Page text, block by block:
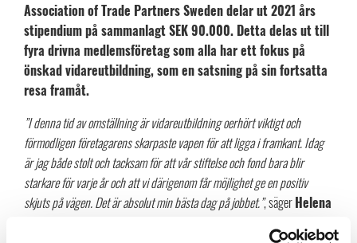
Association of Trade Partners Sweden delar ut 2021 års
stipendium på sammanlagt SEK 90.000. Detta delas ut till
fyra drivna medlemsföretag som alla har ett fokus på
önskad vidareutbildning, som en satsning på sin fortsatta
resa framåt.
”I denna tid av omställning är vidareutbildning oerhört viktigt och
förmodligen företagarens skarpaste vapen för att ligga i framkant. Idag
är jag både stolt och tacksam för att vår stiftelse och fond bara blir
starkare för varje år och att vi därigenom får möjlighet ge en positiv
skjuts på vägen. Det är absolut min bästa dag på jobbet.”, sägerHelena